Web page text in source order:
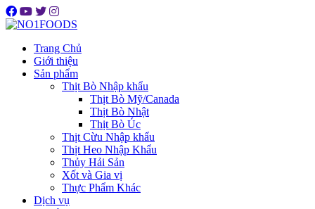
Trang Chủ
Giới thiệu
Sản phẩm
Thịt Bò Nhập khẩu
Thịt Bò Mỹ/Canada
Thịt Bò Nhật
Thịt Bò Úc
Thịt Cừu Nhập khẩu
Thịt Heo Nhập Khẩu
Thủy Hải Sản
Xốt và Gia vị
Thực Phẩm Khác
Dịch vụ